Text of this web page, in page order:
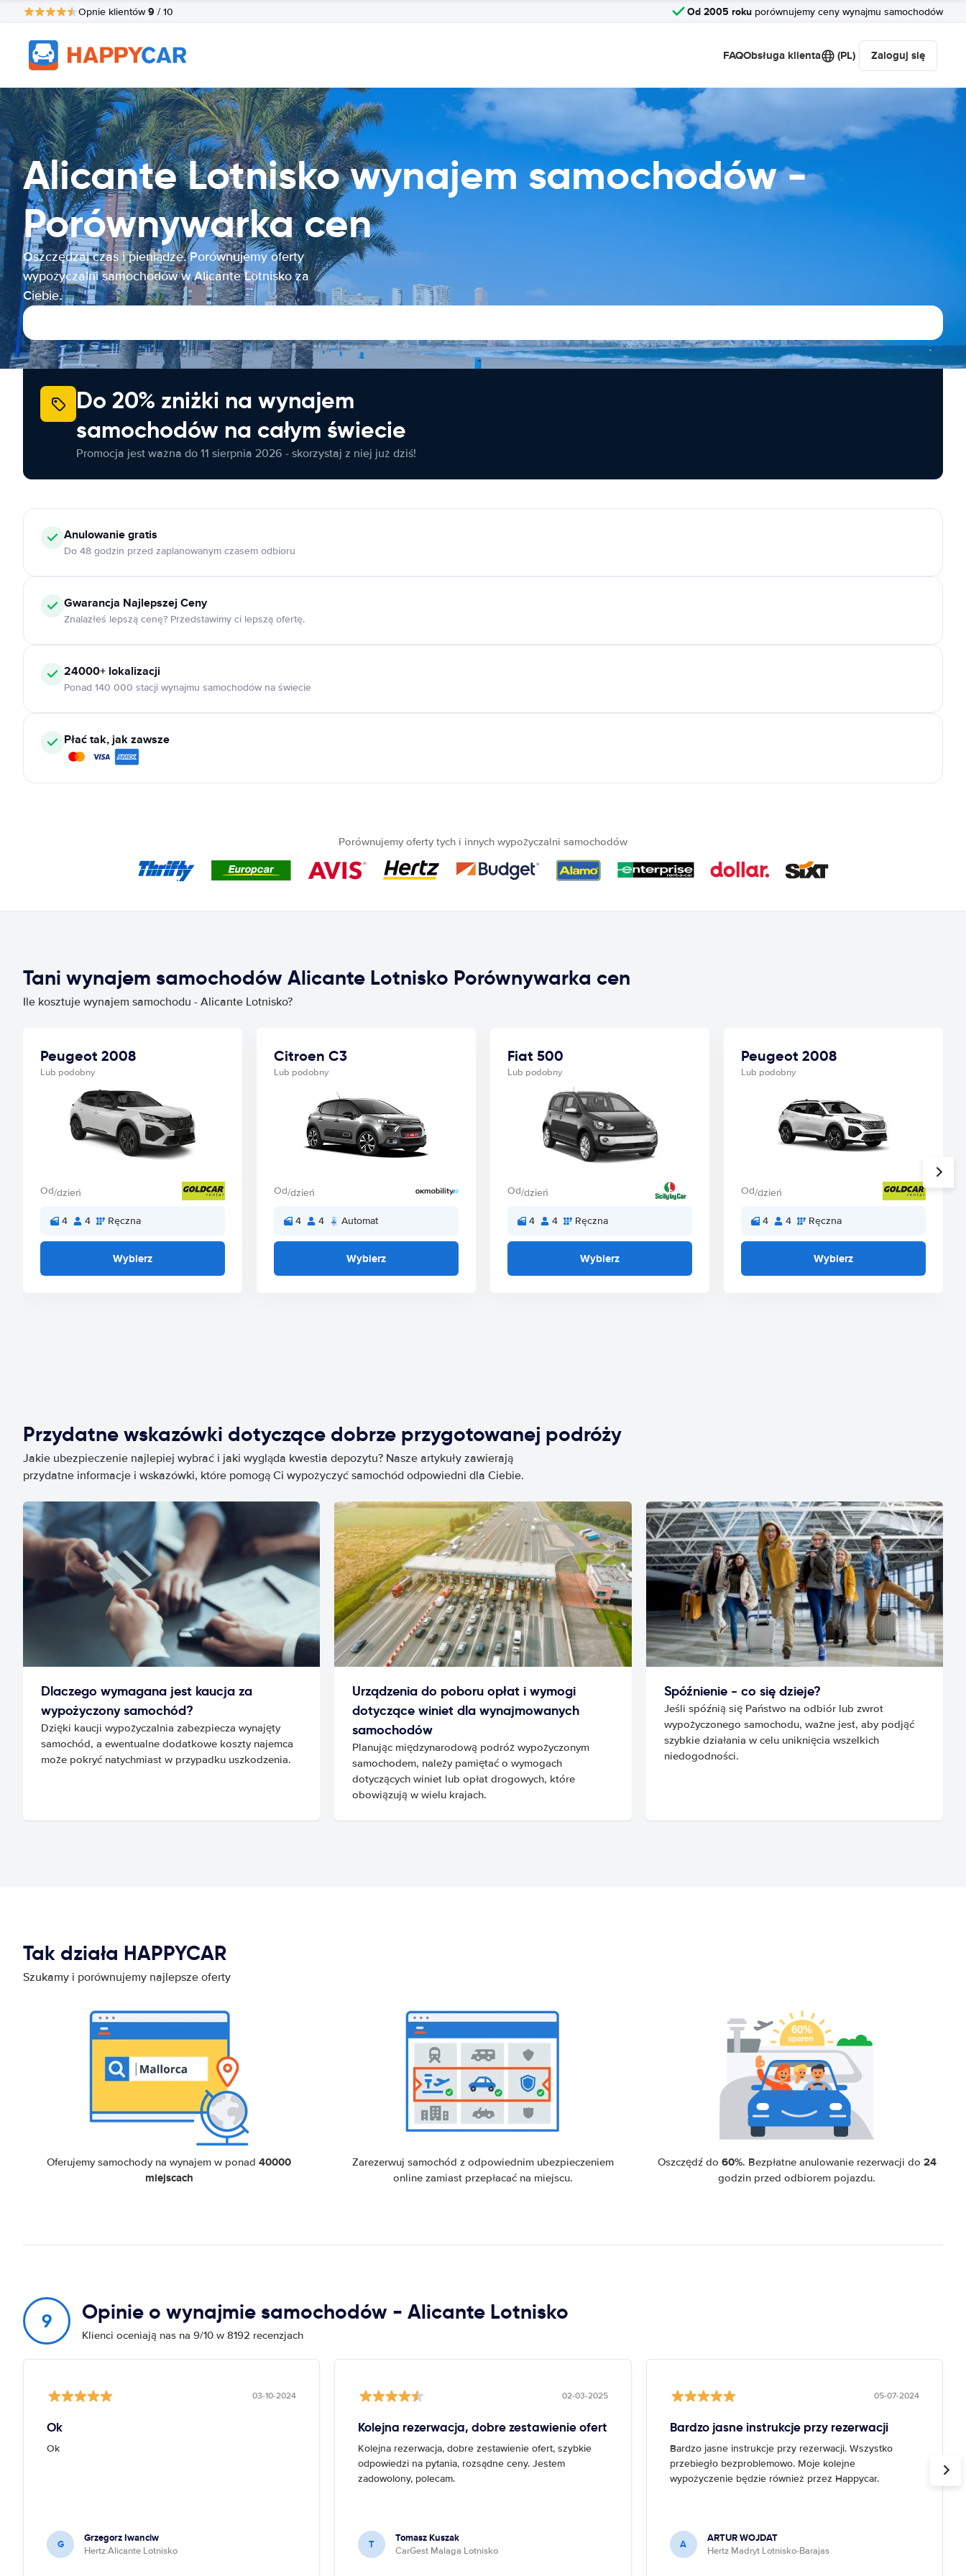
Opnie klientów9 / 10 Od 2005 roku porównujemy ceny wynajmu samochodów
FAQObsługa klienta (PL) Zaloguj się
Alicante Lotnisko wynajem samochodów -
Porównywarka cen
Oszczędzaj czas i pieniądze. Porównujemy oferty
wypożyczalni samochodów w Alicante Lotnisko za
Ciebie.
Do 20% zniżki na wynajem
samochodów na całym świecie
Promocja jest ważna do 11 sierpnia 2026 - skorzystaj z niej już dziś!
Anulowaniegratis
Do 48 godzin przed zaplanowanym czasem odbioru
Gwarancja Najlepszej Ceny
Znalazłeś lepszą cenę? Przedstawimy ci lepszą ofertę.
24000+ lokalizacji
Ponad 140 000 stacji wynajmu samochodów na świecie
Płać tak, jak zawsze
Porównujemy oferty tych i innych wypożyczalni samochodów
Tani wynajem samochodów Alicante Lotnisko Porównywarka cen
Ile kosztuje wynajem samochodu - Alicante Lotnisko?
Peugeot 2008
Lub podobny
Od/dzień
4 4 Ręczna
Wybierz
Citroen C3
Lub podobny
Od/dzień
4 4 Automat
Wybierz
Fiat 500
Lub podobny
Od/dzień
4 4 Ręczna
Wybierz
Peugeot 2008
Lub podobny
Od/dzień
4 4 Ręczna
Wybierz
Przydatne wskazówki dotyczące dobrze przygotowanej podróży
Jakie ubezpieczenie najlepiej wybrać i jaki wygląda kwestia depozytu? Nasze artykuły zawierają
przydatne informacje i wskazówki, które pomogą Ci wypożyczyć samochód odpowiedni dla Ciebie.
Dlaczego wymagana jest kaucja za
wypożyczony samochód?
Dzięki kaucji wypożyczalnia zabezpiecza wynajęty
samochód, a ewentualne dodatkowe koszty najemca
może pokryć natychmiast w przypadku uszkodzenia.
Urządzenia do poboru opłat i wymogi
dotyczące winiet dla wynajmowanych
samochodów
Planując międzynarodową podróż wypożyczonym
samochodem, należy pamiętać o wymogach
dotyczących winiet lub opłat drogowych, które
obowiązują w wielu krajach.
Spóźnienie - co się dzieje?
Jeśli spóźnią się Państwo na odbiór lub zwrot
wypożyczonego samochodu, ważne jest, aby podjąć
szybkie działania w celu uniknięcia wszelkich
niedogodności.
Tak działa HAPPYCAR
Szukamy i porównujemy najlepsze oferty
Oferujemy samochody na wynajem w ponad40000
miejscach
Zarezerwuj samochód z odpowiednim ubezpieczeniem
online zamiast przepłacać na miejscu.
Oszczędź do 60%. Bezpłatne anulowanie rezerwacji do 24
godzin przed odbiorem pojazdu.
9 Opinie o wynajmie samochodów - Alicante Lotnisko
Klienci oceniają nas na 9/10 w 8192 recenzjach
03-10-2024
Ok
Ok
G Grzegorz Iwanciw
Hertz Alicante Lotnisko
02-03-2025
Kolejna rezerwacja, dobre zestawienie ofert
Kolejna rezerwacja, dobre zestawienie ofert, szybkie
odpowiedzi na pytania, rozsądne ceny. Jestem
zadowolony, polecam.
T Tomasz Kuszak
CarGest Malaga Lotnisko
05-07-2024
Bardzo jasne instrukcje przy rezerwacji
Bardzo jasne instrukcje przy rezerwacji. Wszystko
przebiegło bezproblemowo. Moje kolejne
wypożyczenie będzie również przez Happycar.
A ARTUR WOJDAT
Hertz Madryt Lotnisko-Barajas